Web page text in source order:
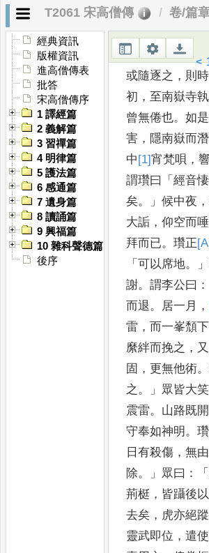
T2061 宋高僧傳 卷/篇
經典資訊
版權資訊
進高僧傳表
批答
宋高僧傳序
1 譯經篇
2 義解篇
3 習禪篇
4 明律篇
5 護法篇
6 感通篇
7 遺身篇
8 讀誦篇
9 興福篇
10 雜科聲德篇
後序
<
愧恥，時目之
齋飡，或以瓦
知何證驗之？
或隨逐之 ， 則
初 ，至南嶽寺
曾無倦也。如
害 ， 隱南嶽而
中[1]宵梵唄 ，
謂瓚曰
「經音
矣。」候中夜 ，
大詬 ，仰空而
拜而已。瓚正
「可以席地。」
謝。謂李公曰
而退。 居一月 ，
雷 ，而一峯頹下
縻絆而挽之 ， 又
固 ，更無他術。
之。」 眾皆大笑
震雷。 山路既開
守奉如神明。
日有殺傷 ，無
除。」 眾曰 ：「
荊梃 ， 皆躡後以
去矣 ， 虎亦絕
靈武即位 ，遣